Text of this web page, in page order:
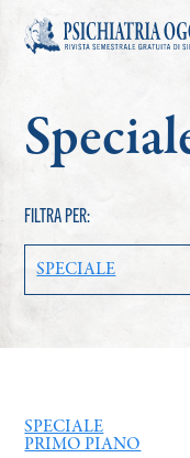
Articoli
Riviste
Bacheca
Contatti
FILTRA PER:
SPECIALE
PRIMO PIANO